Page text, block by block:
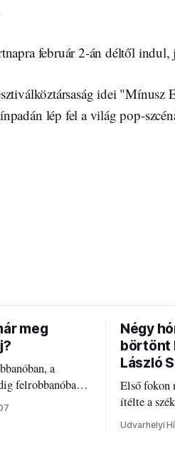
február 2-án déltől
idei "Mínusz
lép fel a világ pop-
meg
a
felrobbanóban.
amikor
Négy
börtönt
László
Első fokon
ítélte a
Szabolcsot.
Udvarhelyi